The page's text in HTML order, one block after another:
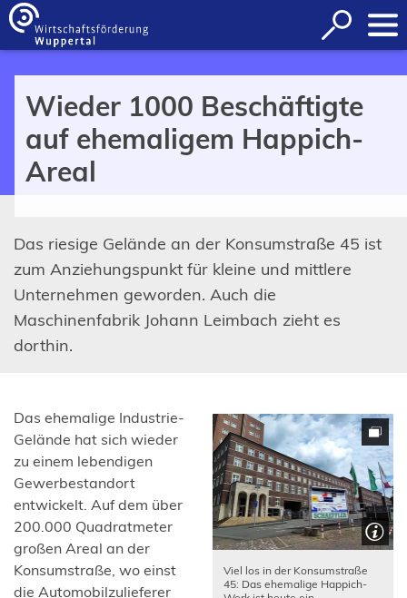
Inhalt anspringen
Suche
öffnen
Wieder 1000 Beschäftigte
auf ehemaligem Happich-
Areal
Das riesige Gelände an der Konsumstraße 45 ist
zum Anziehungspunkt für kleine und mittlere
Unternehmen geworden. Auch die
Maschinenfabrik Johann Leimbach zieht es
dorthin.
Viel los in der Konsumstraße
45: Das ehemalige Happich-
Das ehemalige Industrie-
Gelände hat sich wieder
zu einem lebendigen
Gewerbestandort
entwickelt. Auf dem über
200.000 Quadratmeter
großen Areal an der
Konsumstraße, wo einst
die Automobilzulieferer